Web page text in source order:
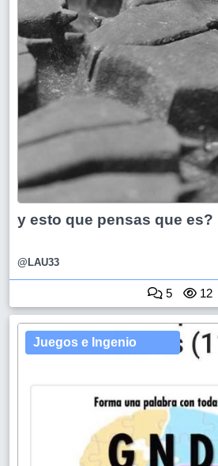
y esto que pensas que es?
@LAU33
5 12
Juegos e Ingenio